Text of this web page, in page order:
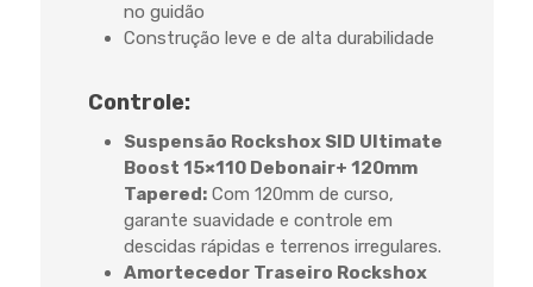
no guidão
Construção leve e de alta durabilidade
Controle:
Suspensão Rockshox SID Ultimate
Boost 15×110 Debonair+ 120mm
Tapered:Com 120mm de curso,
garante suavidade e controle em
descidas rápidas e terrenos irregulares.
Amortecedor Traseiro Rockshox